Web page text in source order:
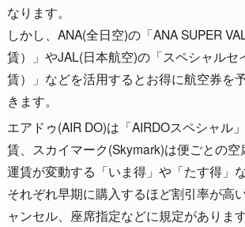
なります。
しかし、ANA(全日空)の「ANA SUPER
賃）」やJAL(日本航空)の「スペシャルセ
賃）」などを活用するとお得に航空券を
きます。
エアドゥ(AIR DO)は「AIRDOスペシャル
賃、スカイマーク(Skymark)は便ごとの空
運賃が変動する「いま得」や「たす得」
それぞれ早期に購入するほど割引率が高
ャンセル、座席指定などに規定がありま